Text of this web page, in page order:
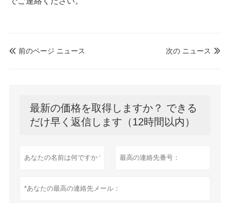
 前のページ ニュース 
次の ニュース
最新の価格を取得しますか？ できる
だけ早く返信します（12時間以内）